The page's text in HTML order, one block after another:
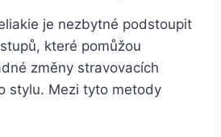
je nezbytné podstoupit
které pomůžou
změny stravovacích
stylu. Mezi tyto metody